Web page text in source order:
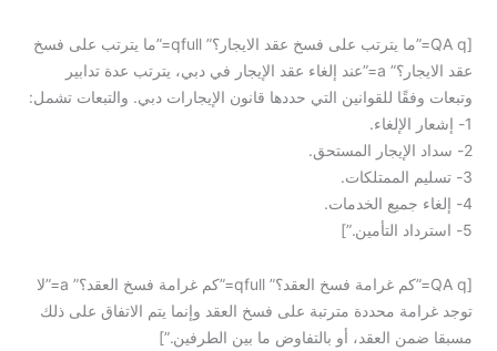
[QA q=”ما يترتب على فسخ عقد الايجار؟” qfull=”ما يترتب على فسخ
عقد الايجار؟” a=”عند إلغاء عقد الإيجار في دبي، يترتب عدة تدابير
وتبعات وفقًا للقوانين التي حددها قانون الإيجارات دبي. والتبعات تشمل:
1- إشعار الإلغاء.
2- سداد الإيجار المستحق.
3- تسليم الممتلكات.
4- إلغاء جميع الخدمات.
5- استرداد التأمين.”]
[QA q=”كم غرامة فسخ العقد؟” qfull=”كم غرامة فسخ العقد؟” a=”لا
توجد غرامة محددة مترتبة على فسخ العقد وإنما يتم الاتفاق على ذلك
مسبقا ضمن العقد، أو بالتفاوض ما بين الطرفين.”]